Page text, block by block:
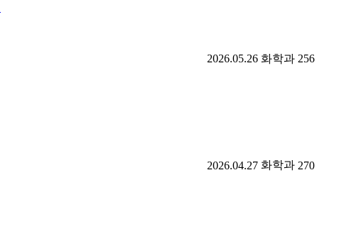
2026.05.26 화학과 256
2026.04.27 화학과 270